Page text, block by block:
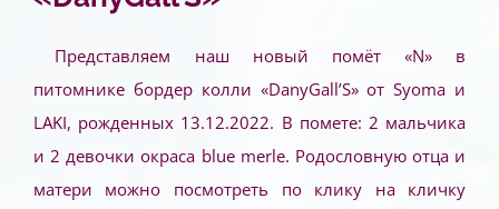
Представляем наш новый помёт «N» в
питомнике бордер колли «DanyGall’S» от Syoma и
LAKI, рожденных 13.12.2022. В помете: 2 мальчика
и 2 девочки окраса blue merle. Родословную отца и
матери можно посмотреть по клику на кличку